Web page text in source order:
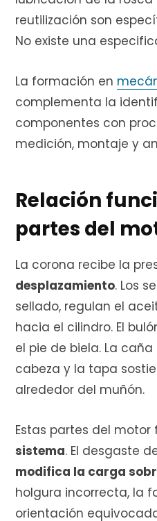
reutilización son
No existe una
La formación en
complementa la
componentes con
medición, montaje y
Relación
partes del
La corona recibe la
desplazamiento. Los
sellado, regulan el
hacia el cilindro. El
el pie de biela. La
cabeza y la tapa
alrededor del muñón.
Estas partes del
sistema. El desgaste
modifica la carga
holgura incorrecta, la
orientación